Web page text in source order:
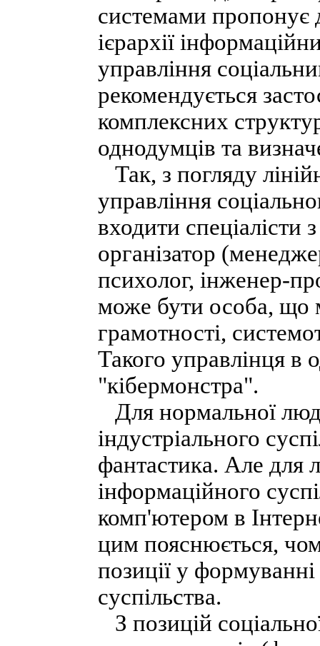
системами пропонує
ієрархії
управління
рекомендується
комплексних
однодумців та
Так, з погляду
управління
входити
організатор
психолог, інженер-
може бути особа, що
грамотності,
Такого управлінця в
"кібермонстра".
Для нормальної
індустріального
фантастика. Але для
інформаційного
комп'ютером в
цим пояснюється,
позиції у
суспільства.
З позицій